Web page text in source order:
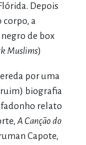
Depois
corpo, a
de box
Muslims)
por uma
biografia
relato
A Canção do
Capote,